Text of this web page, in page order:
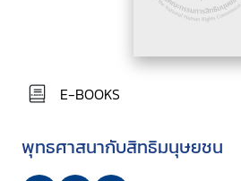
E-BOOKS
พุทธศาสนากับสิทธิมนุษยชน